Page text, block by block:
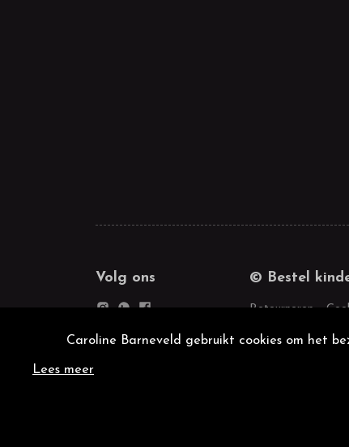
Volg ons © Bestel
Retourneren
Caroline Barneveld gebruikt cookies om het
Lees meer